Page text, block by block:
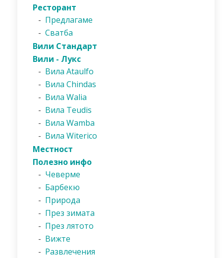
Ресторант
- Предлагаме
- Сватба
Вили Стандарт
Вили - Лукс
- Вила Ataulfo
- Вила Chindas
- Вила Walia
- Вила Teudis
- Вила Wamba
- Вила Witerico
Местност
Полезно инфо
- Чеверме
- Барбекю
- Природа
- През зимата
- През лятото
- Вижте
- Развлечения